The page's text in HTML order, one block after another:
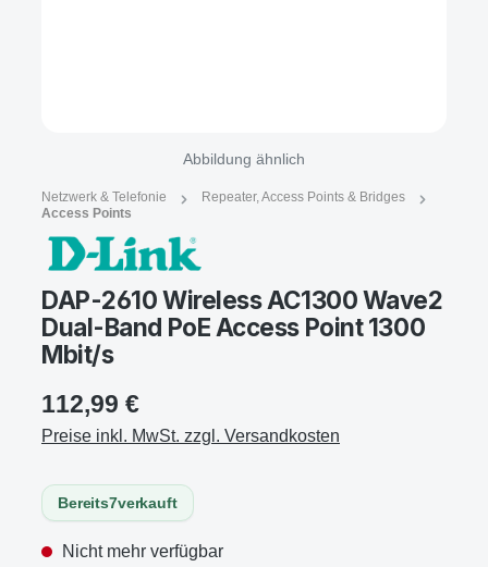
Abbildung ähnlich
Netzwerk & Telefonie
Repeater, Access Points & Bridges
Access Points
DAP-2610 Wireless AC1300 Wave2
Dual-Band PoE Access Point 1300
Mbit/s
112,99 €
Preise inkl. MwSt. zzgl. Versandkosten
Bereits7verkauft
Nicht mehr verfügbar